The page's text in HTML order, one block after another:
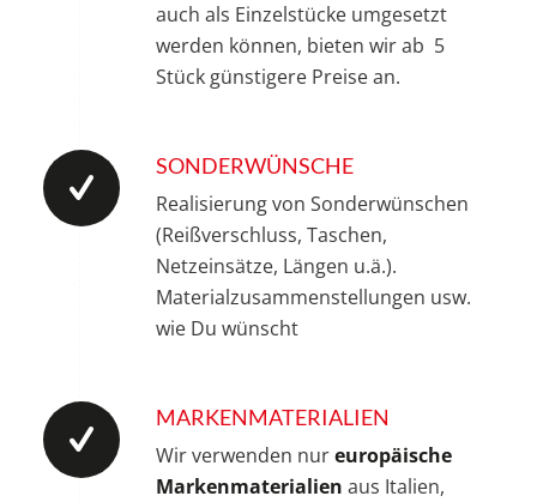
auch als Einzelstücke umgesetzt
werden können, bieten wir ab 5
Stück günstigere Preise an.
SONDERWÜNSCHE
Realisierung von Sonderwünschen
(Reißverschluss, Taschen,
Netzeinsätze, Längen u.ä.).
Materialzusammenstellungen usw.
wie Du wünscht
MARKENMATERIALIEN
Wir verwenden nureuropäische
Markenmaterialien aus Italien,